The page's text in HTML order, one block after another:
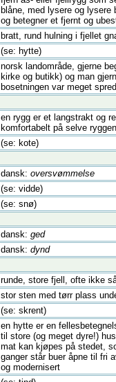
blåne, med lysere og
og betegner et fjernt og
bratt, rund hulning i fjellet
(se: hytte)
norsk landområde, gjerne
kirke og butikk) og man
bosetningen var meget
en rygg er et langstrakt og
komfortabelt på selve
(se: kote)
dansk: oversvømmelse
(se: vidde)
(se: snø)
dansk: ged
dansk: dynd
runde, store fjell, ofte ikke
stor sten med tørr plass
(se: skrent)
en hytte er en
til store (og meget dyre!)
mat kan kjøpes på stedet,
ganger står buer åpne til fri
og modernisert